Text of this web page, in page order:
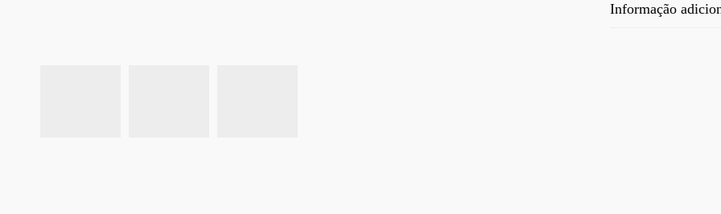
Informação